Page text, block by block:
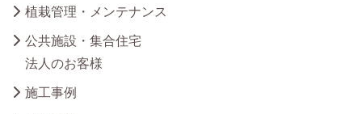
植栽管理・メンテナンス
公共施設・集合住宅
法人のお客様
施工事例